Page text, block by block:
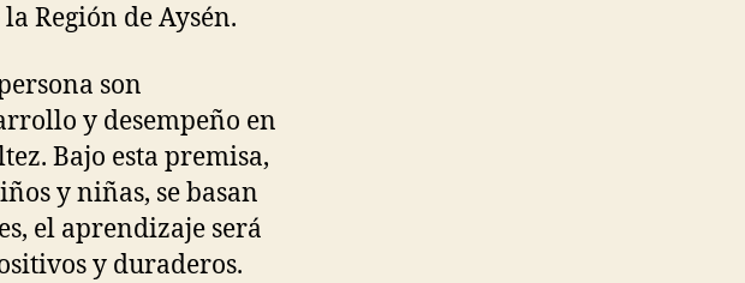
Región de Aysén.
son
y desempeño en
Bajo esta premisa,
y niñas, se basan
el aprendizaje será
y duraderos.